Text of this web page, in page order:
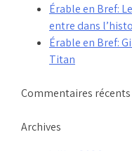
Érable en Bref:
entre dans
Érable en Bref:
Titan
Commentaires récents
Archives